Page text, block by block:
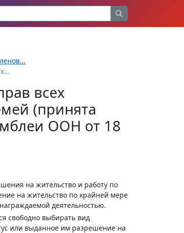
всех
(принята
ООН от 18
на жительство и работу по
на жительство по крайней мере
деятельностью.
свободно выбирать вид
или выданное им разрешение на